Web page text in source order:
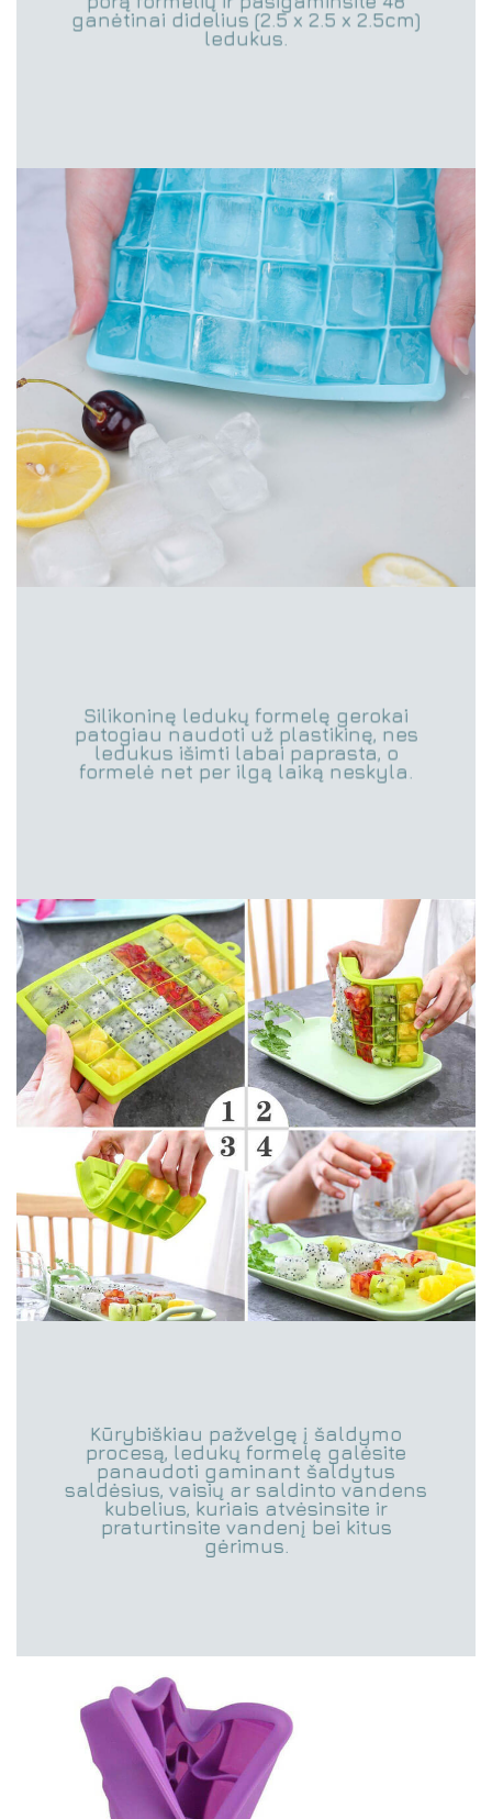
ganėtinai didelius (2.5 x 2.5 x 2.5cm)
ledukus.
Silikoninę ledukų formelę gerokai
patogiau naudoti už plastikinę, nes
ledukus išimti labai paprasta, o
formelė net per ilgą laiką neskyla.
Kūrybiškiau pažvelgę į šaldymo
procesą, ledukų formelę galėsite
panaudoti gaminant šaldytus
saldėsius, vaisių ar saldinto vandens
kubelius, kuriais atvėsinsite ir
praturtinsite vandenį bei kitus
gėrimus.